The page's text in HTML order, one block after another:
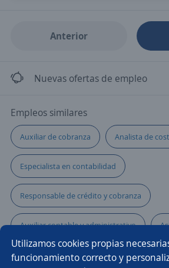
Anterior
Nuevas ofertas de empleo
Empleos similares
Auxiliar de cobranza Analista de
Especialista en contabilidad
Responsable de crédito y cobranza
Auxiliar contable y administrativo
Técnico contabilidad Auxiliares de
Utilizamos cookies propias
funcionamiento correcto y